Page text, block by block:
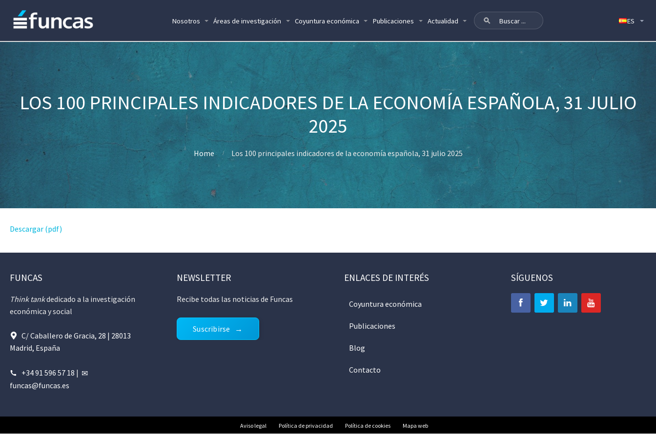
Nosotros Áreas de investigación Coyuntura económica Publicaciones Actualidad
LOS 100 PRINCIPALES INDICADORES DE LA ECONOMÍA ESPAÑOLA, 31 JULIO
2025
Home Los 100 principales indicadores de la economía española, 31 julio 2025
Descargar (pdf)
FUNCAS
Think tankdedicado a la investigación
económica y social
C/ Caballero de Gracia, 28 | 28013
Madrid, España
+34 91 596 57 18 |
funcas@funcas.es
NEWSLETTER
Recibe todas las noticias de Funcas
Suscribirse
ENLACES DE INTERÉS
Coyuntura económica
Publicaciones
Blog
Contacto
SÍGUENOS
Aviso legal Política de privacidad Política de cookies Mapa web